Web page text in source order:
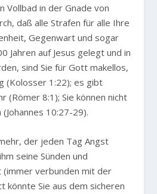
Vollbad in der Gnade von
daß alle Strafen für alle Ihre
Gegenwart und sogar
Jahren auf Jesus gelegt und in
sind Sie für Gott makellos,
(Kolosser 1:22); es gibt
(Römer 8:1); Sie können nicht
10:27-29).
der jeden Tag Angst
seine Sünden und
(immer verbunden mit der
könnte Sie aus dem sicheren